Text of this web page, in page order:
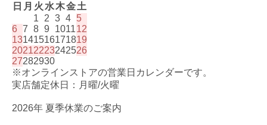
日 月 火 水木金土
1
2 3 4 5
6 7 8 9 101112
13141516171819
20212223242526
27282930
※オンラインストアの営業日カレンダーです。
実店舗定休日：月曜/火曜
2026年 夏季休業のご案内